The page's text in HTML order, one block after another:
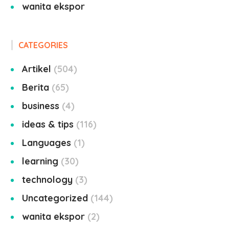
wanita ekspor
CATEGORIES
Artikel
504
Berita 65
business 4
ideas & tips
116
Languages
1
learning
30
technology 3
Uncategorized 144
wanita ekspor 2